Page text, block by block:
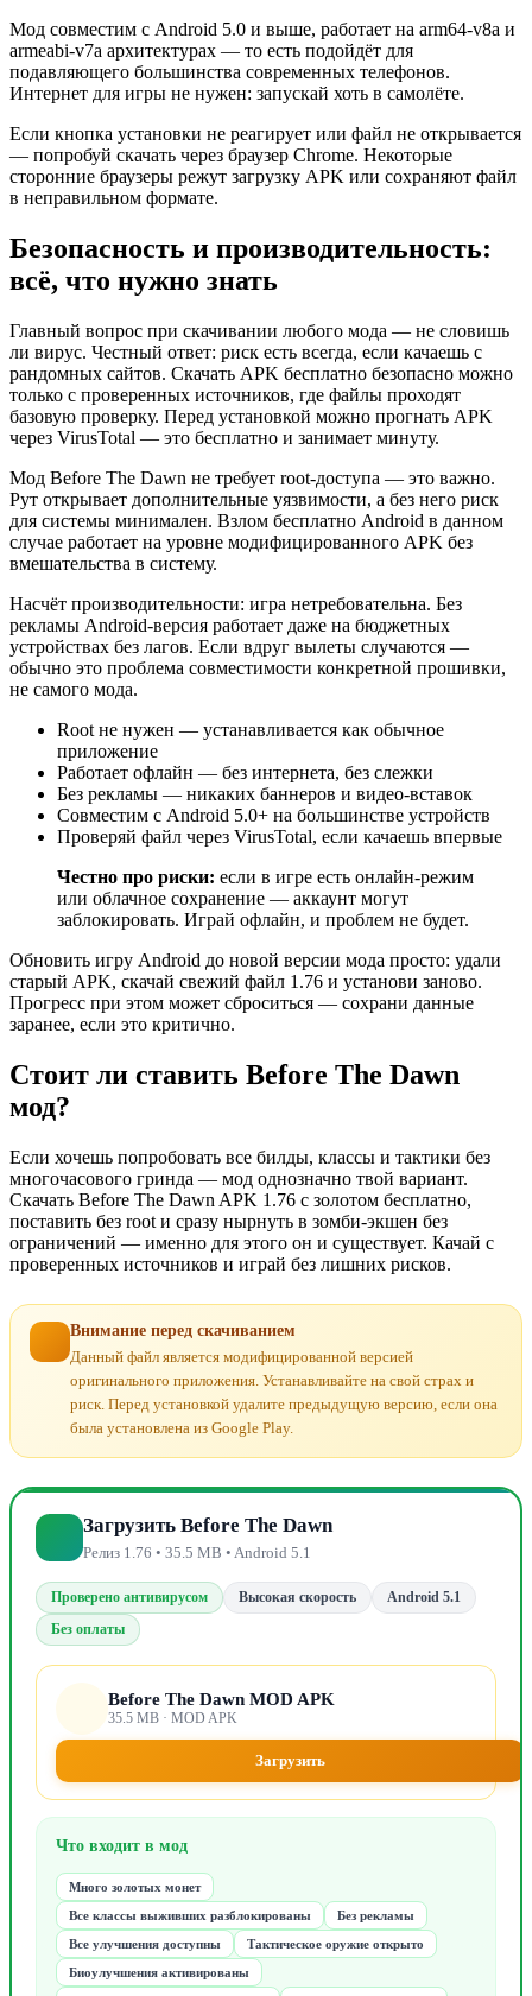
Мод совместим с Android 5.0 и выше, работает на arm64-v8a и
armeabi-v7a архитектурах — то есть подойдёт для
подавляющего большинства современных телефонов.
Интернет для игры не нужен: запускай хоть в самолёте.
Если кнопка установки не реагирует или файл не открывается
— попробуй скачать через браузер Chrome. Некоторые
сторонние браузеры режут загрузку APK или сохраняют файл
в неправильном формате.
Безопасность и производительность:
всё, что нужно знать
Главный вопрос при скачивании любого мода — не словишь
ли вирус. Честный ответ: риск есть всегда, если качаешь с
рандомных сайтов. Скачать APK бесплатно безопасно можно
только с проверенных источников, где файлы проходят
базовую проверку. Перед установкой можно прогнать APK
через VirusTotal — это бесплатно и занимает минуту.
Мод Before The Dawn не требует root-доступа — это важно.
Рут открывает дополнительные уязвимости, а без него риск
для системы минимален. Взлом бесплатно Android в данном
случае работает на уровне модифицированного APK без
вмешательства в систему.
Насчёт производительности: игра нетребовательна. Без
рекламы Android-версия работает даже на бюджетных
устройствах без лагов. Если вдруг вылеты случаются —
обычно это проблема совместимости конкретной прошивки,
не самого мода.
Root не нужен — устанавливается как обычное
приложение
Работает офлайн — без интернета, без слежки
Без рекламы — никаких баннеров и видео-вставок
Совместим с Android 5.0+ на большинстве устройств
Проверяй файл через VirusTotal, если качаешь впервые
Честно про риски: если в игре есть онлайн-режим
или облачное сохранение — аккаунт могут
заблокировать. Играй офлайн, и проблем не будет.
Обновить игру Android до новой версии мода просто: удали
старый APK, скачай свежий файл 1.76 и установи заново.
Прогресс при этом может сброситься — сохрани данные
заранее, если это критично.
Стоит ли ставить Before The Dawn
мод?
Если хочешь попробовать все билды, классы и тактики без
многочасового гринда — мод однозначно твой вариант.
Скачать Before The Dawn APK 1.76 с золотом бесплатно,
поставить без root и сразу нырнуть в зомби-экшен без
ограничений — именно для этого он и существует. Качай с
проверенных источников и играй без лишних рисков.
Внимание перед скачиванием
Данный файл является модифицированной версией
оригинального приложения. Устанавливайте на свой страх и
риск. Перед установкой удалите предыдущую версию, если она
была установлена из Google Play.
Загрузить Before The Dawn
Релиз 1.76 • 35.5 MB • Android 5.1
Проверено антивирусом Высокая скорость
Android 5.1
Без оплаты
Before The Dawn MOD APK
35.5 MB · MOD APK
Загрузить
Что входит в мод
Много золотых монет
Все классы выживших разблокированы
Без рекламы
Все улучшения доступны
Тактическое оружие открыто
Биоулучшения активированы